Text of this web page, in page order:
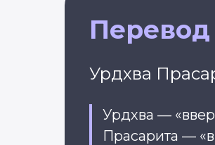
Перевод
Урдхва
Урдхва —
Прасарита —